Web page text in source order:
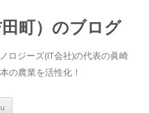
町）のブログ
ロジーズ(IT会社)の代表の眞崎
の農業を活性化！
Skip to content